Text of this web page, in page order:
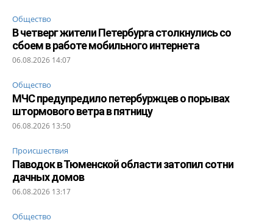
Общество
В четверг жители Петербурга столкнулись со
сбоем в работе мобильного интернета
06.08.2026 14:07
Общество
МЧС предупредило петербуржцев о порывах
штормового ветра в пятницу
06.08.2026 13:50
Происшествия
Паводок в Тюменской области затопил сотни
дачных домов
06.08.2026 13:17
Общество